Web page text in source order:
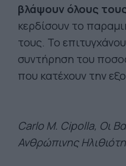
βλάψουν όλους
κερδίσουν το
τους. Το
συντήρηση του
που κατέχουν την
Carlo M. Cipolla, Οι
Ανθρώπινης